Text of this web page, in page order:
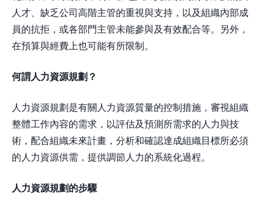
人才、缺乏公司高階主管的重視與支持，以及組織內部成
員的抗拒，或各部門主管未能參與及有效配合等。另外，
在預算與經費上也可能有所限制。
何謂人力資源規劃？
人力資源規劃是有關人力資源質量的控制措施，審視組織
整體工作內容的需求，以評估及預測所需求的人力與技
術，配合組織未來計畫，分析和確認達成組織目標所必須
的人力資源供需，提供調節人力的系統化過程。
人力資源規劃的步驟